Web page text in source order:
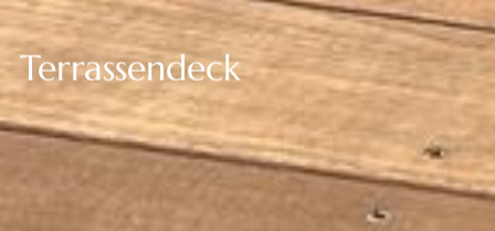
Terrassendeck